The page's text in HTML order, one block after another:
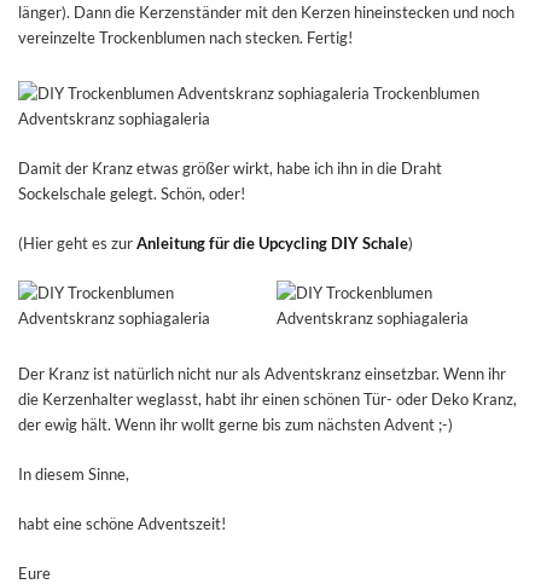
länger). Dann die Kerzenständer mit den Kerzen hineinstecken und noch
vereinzelte Trockenblumen nach stecken. Fertig!
Damit der Kranz etwas größer wirkt, habe ich ihn in die Draht
Sockelschale gelegt. Schön, oder!
(Hier geht es zurAnleitung für die Upcycling DIY Schale)
Der Kranz ist natürlich nicht nur als Adventskranz einsetzbar. Wenn ihr
die Kerzenhalter weglasst, habt ihr einen schönen Tür- oder Deko Kranz,
der ewig hält. Wenn ihr wollt gerne bis zum nächsten Advent ;-)
In diesem Sinne,
habt eine schöne Adventszeit!
Eure